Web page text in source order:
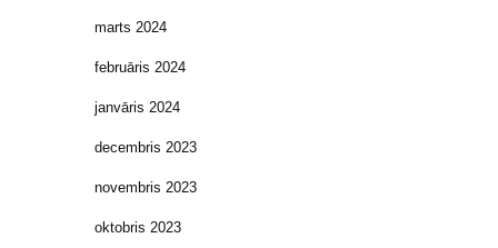
marts 2024
februāris 2024
janvāris 2024
decembris 2023
novembris 2023
oktobris 2023